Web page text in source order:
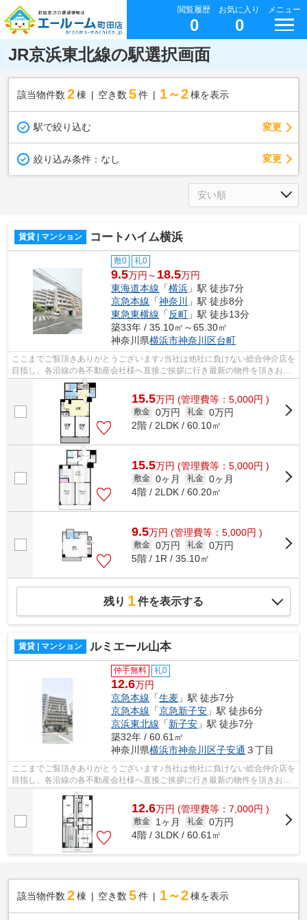
閲覧履歴
0
お気に入り
0
メニュー
JR京浜東北線の駅選択画面
該当物件数 2棟 空き数 5 件 1～2 棟を表示
駅で絞り込む 変更
絞り込み条件： なし 変更
賃貸 | マンション コートハイム横浜
敷0 礼0
9.5万円～ 18.5万円
東海道本線 「横浜 」駅 徒歩7分
京急本線 「神奈川
」駅 徒歩8分
東急東横線 「反町 」駅 徒歩13分
築33年 / 35.10㎡～65.30㎡
神奈川県横浜市神奈川区台町
ここまでご覧頂きありがとうございます♪当社は他社に負けない総合仲介店を
目指し、各沿線の各不動産会社様へ直接ご挨拶に行き最新の物件を頂きお客
様へ提供しております！最新の情報は...
15.5万円 (管理費等：5,000円 )
敷金 0万円 礼金 0万円
2階 / 2LDK / 60.10㎡
15.5万円 (管理費等：5,000円 )
敷金 0ヶ月 礼金 0ヶ月
4階 / 2LDK / 60.20㎡
9.5万円 (管理費等：5,000円 )
敷金 0万円 礼金 0万円
5階 / 1R / 35.10㎡
残り 1件を表示する
賃貸 | マンション ルミエール山本
仲手無料 礼0
12.6万円
京急本線 「生麦 」駅 徒歩7分
京急本線 「京急新子安 」駅 徒歩6分
京浜東北線 「新子安 」駅 徒歩7分
築32年 / 60.61㎡
神奈川県横浜市神奈川区子安通 ３丁目
ここまでご覧頂きありがとうございます♪当社は他社に負けない総合仲介店を
目指し、各沿線の各不動産会社様へ直接ご挨拶に行き最新の物件を頂きお客
様へ提供しております！最新の情報は...
12.6万円 (管理費等：7,000円 )
敷金 1ヶ月 礼金 0万円
4階 / 3LDK / 60.61㎡
該当物件数 2棟 空き数 5 件 1～2 棟を表示